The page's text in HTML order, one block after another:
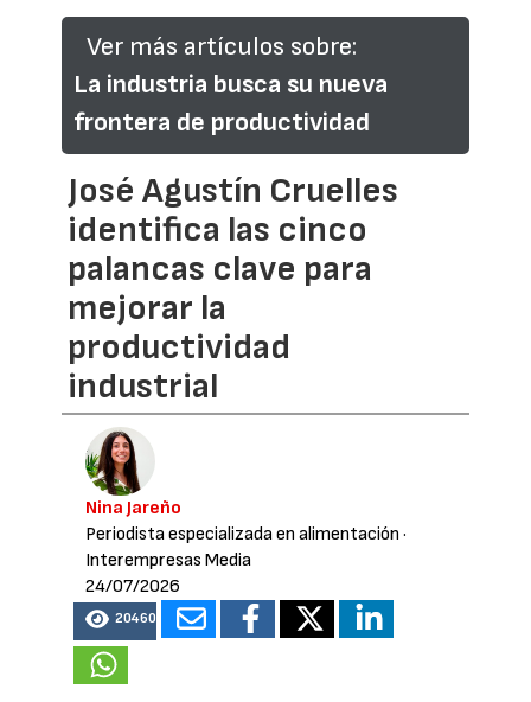
Ver más artículos sobre:
La industria busca su nueva
frontera de productividad
José Agustín Cruelles
identifica las cinco
palancas clave para
mejorar la
productividad
industrial
Nina Jareño
Periodista especializada en alimentación ·
Interempresas Media
24/07/2026
20460